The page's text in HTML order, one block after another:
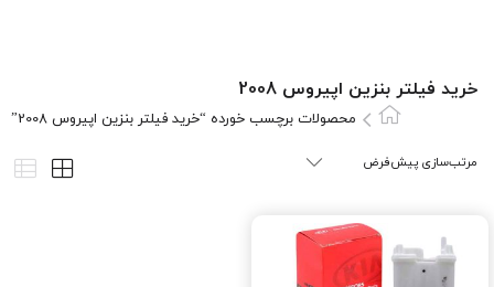
خرید فیلتر بنزین اپیروس 2008
محصولات برچسب خورده “خرید فیلتر بنزین اپیروس 2008”